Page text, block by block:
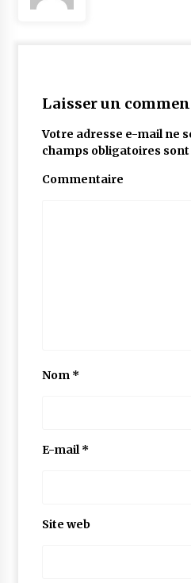
Laisser un
Votre adresse e-mail ne
champs obligatoires sont
Commentaire
Nom *
E-mail*
Site web